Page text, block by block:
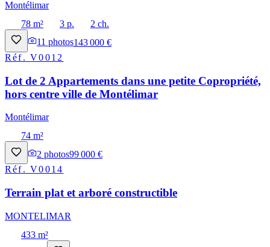
Montélimar
78 m²
3 p.
2 ch.
11 photos143 000 €
Réf.V0012
Lot de 2 Appartements dans une petite Copropriété,
hors centre ville de Montélimar
Montélimar
74 m²
2 photos99 000 €
Réf.V0014
Terrain plat et arboré constructible
MONTELIMAR
433 m²